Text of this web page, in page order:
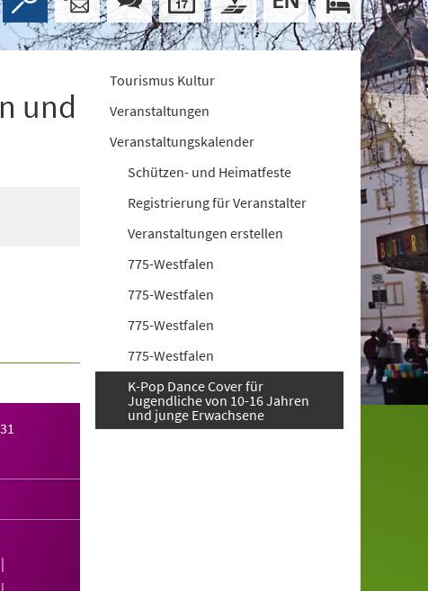
und
Tourismus Kultur
Veranstaltungen
Veranstaltungskalender
Schützen- und Heimatfeste
Registrierung für Veranstalter
Veranstaltungen erstellen
775-Westfalen
775-Westfalen
775-Westfalen
775-Westfalen
K-Pop Dance Cover für
Jugendliche von 10-16 Jahren
und junge Erwachsene